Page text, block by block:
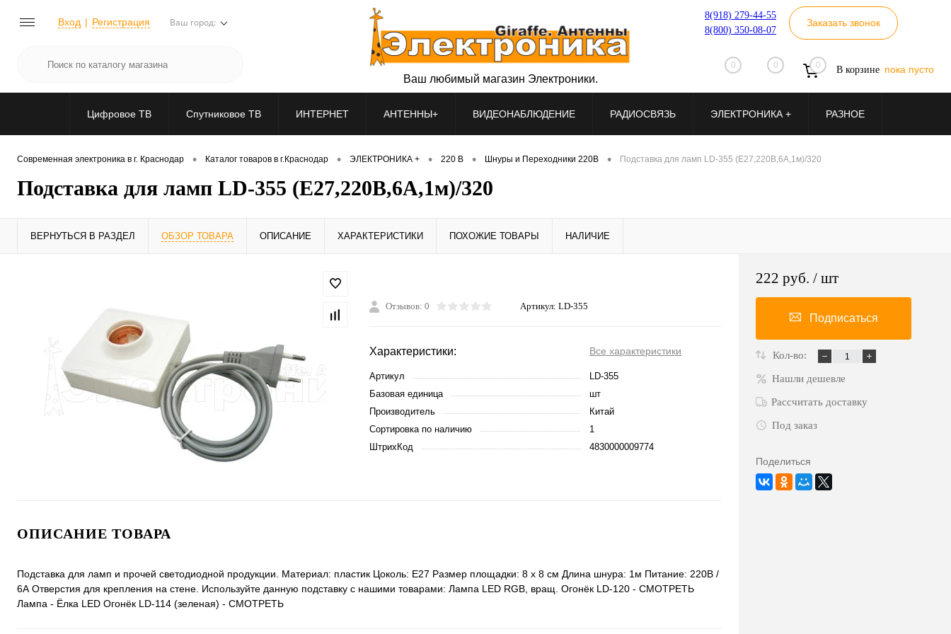
Вход Регистрация Ваш город:
8(918) 279-44-55
8(800) 350-08-07
Заказать звонок
0 0 0 В корзине пока пусто
Ваш любимый магазин Электроники.
Цифровое ТВ Спутниковое ТВ ИНТЕРНЕТ АНТЕННЫ+ ВИДЕОНАБЛЮДЕНИЕ РАДИОСВЯЗЬ ЭЛЕКТРОНИКА + РАЗНОЕ
Современная электроника в г. Краснодар • Каталог товаров в г.Краснодар • ЭЛЕКТРОНИКА + • 220 В • Шнуры и Переходники 220В • Подставка для ламп LD-355 (E27,220В,6А,1м)/320
Подставка для ламп LD-355 (E27,220В,6А,1м)/320
ВЕРНУТЬСЯ В РАЗДЕЛ ОБЗОР ТОВАРА ОПИСАНИЕ ХАРАКТЕРИСТИКИ ПОХОЖИЕ ТОВАРЫ НАЛИЧИЕ
Отзывов: 0 Артикул: LD-355
Характеристики: Все характеристики
Артикул
LD-355
Базовая единица
шт
Производитель
Китай
Сортировка по наличию
1
ШтрихКод
4830000009774
ОПИСАНИЕ ТОВАРА
Подставка для ламп и прочей светодиодной продукции. Материал: пластик Цоколь: Е27 Размер площадки: 8 х 8 см Длина шнура: 1м Питание: 220В /
6А Отверстия для крепления на стене. Используйте данную подставку с нашими товарами: Лампа LED RGB, вращ. Огонёк LD-120 - СМОТРЕТЬ
Лампа - Ёлка LED Огонёк LD-114 (зеленая) - СМОТРЕТЬ
222 руб. / шт
Подписаться
Кол-во:
Нашли дешевле
Рассчитать доставку
Под заказ
Поделиться